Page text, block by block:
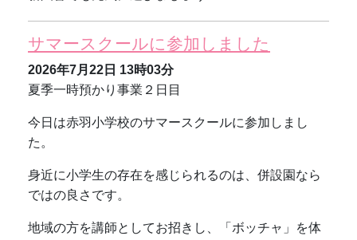
サマースクールに参加しました
2026年7月22日 13時03分
夏季一時預かり事業２日目
今日は赤羽小学校のサマースクールに参加しまし
た。
身近に小学生の存在を感じられるのは、併設園なら
ではの良さです。
地域の方を講師としてお招きし、「ボッチャ」を体